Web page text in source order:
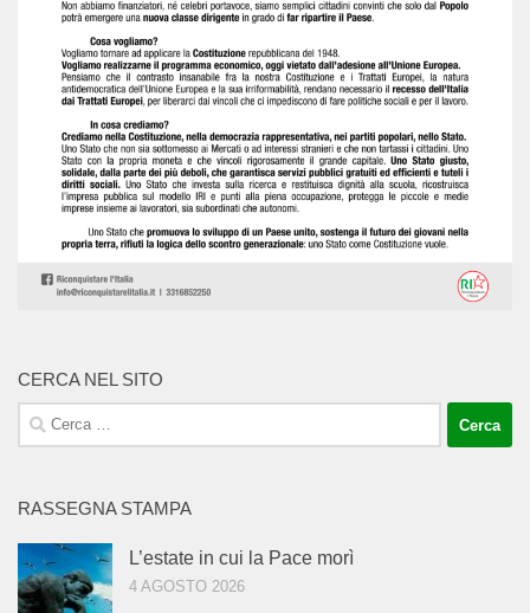
CERCA NEL SITO
Ricerca
per:
RASSEGNA STAMPA
L’estate in cui la Pace morì
4 AGOSTO 2026